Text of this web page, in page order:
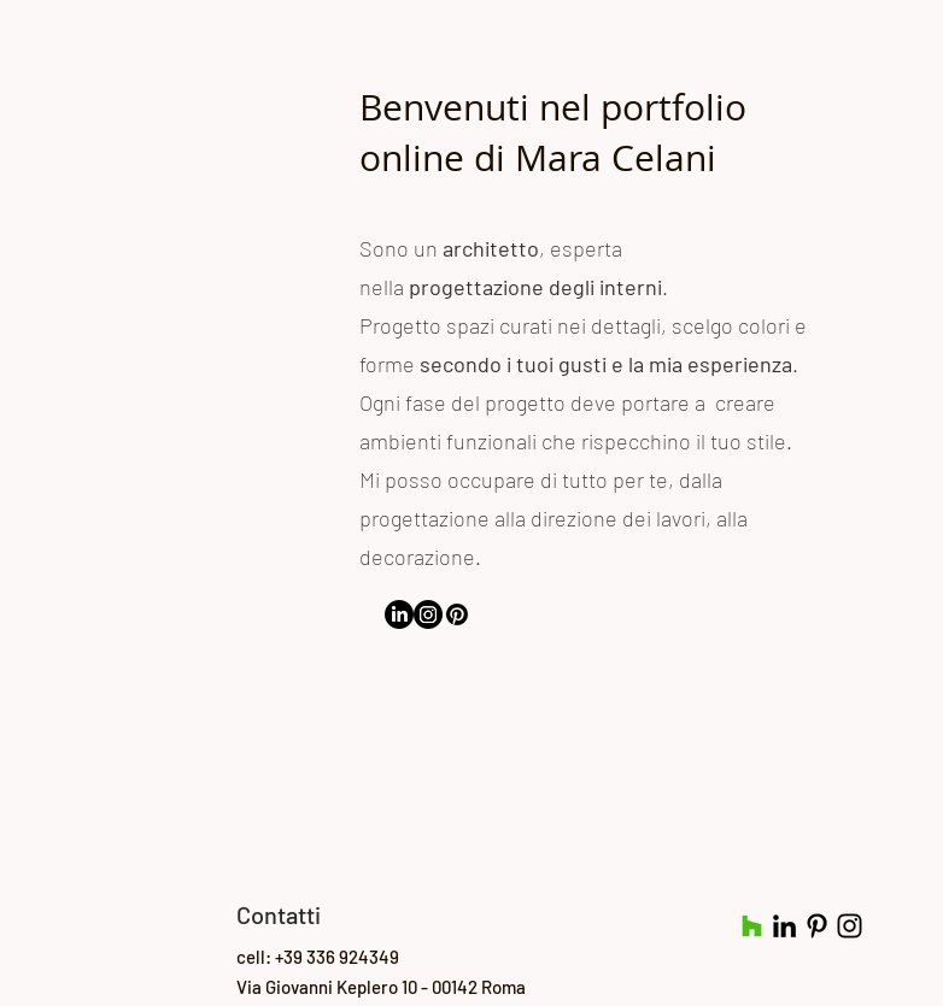
Benvenuti nel portfolio
online di Mara Celani
Sono un architetto, esperta
nella progettazione degli interni.
Progetto spazi curati nei dettagli, scelgo colori e
forme secondo i tuoi gusti e la mia esperienza.
Ogni fase del progetto deve portare a creare
ambienti funzionali che rispecchino il tuo stile.
Mi posso occupare di tutto per te, dalla
progettazione alla direzione dei lavori, alla
decorazione.
Contatti
cell: +39 336 924349
Via Giovanni Keplero 10 - 00142 Roma